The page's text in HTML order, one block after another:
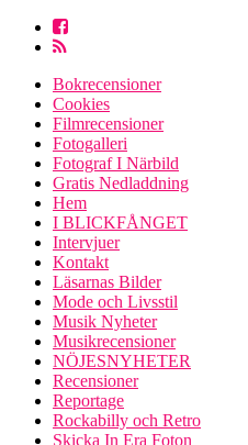
Bokrecensioner
Cookies
Filmrecensioner
Fotogalleri
Fotograf I Närbild
Gratis Nedladdning
Hem
I BLICKFÅNGET
Intervjuer
Kontakt
Läsarnas Bilder
Mode och Livsstil
Musik Nyheter
Musikrecensioner
NÖJESNYHETER
Recensioner
Reportage
Rockabilly och Retro
Skicka In Era Foton